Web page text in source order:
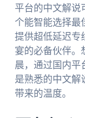
平台的中文解说
个能智能选择最
提供超低延迟专
宴的必备伙伴。
晨，通过国内平
是熟悉的中文解
带来的温度。